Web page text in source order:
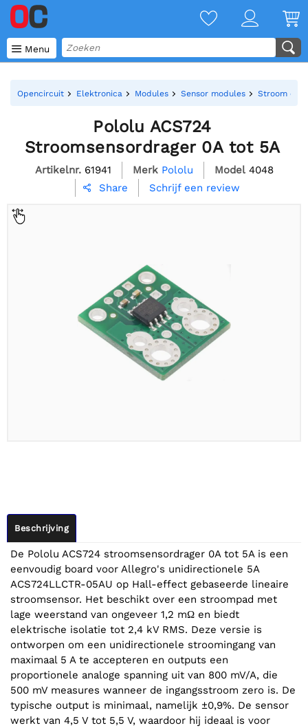
 Menu
Opencircuit Elektronica Modules Sensor modules Stroom en
Pololu ACS724
Stroomsensordrager 0A tot 5A
Artikelnr. 61941 Merk Pololu Model 4048
 Share Schrijf een review
Beschrijving
De Pololu ACS724 stroomsensordrager 0A tot 5A is een
eenvoudig board voor Allegro's unidirectionele 5A
ACS724LLCTR-05AU op Hall-effect gebaseerde lineaire
stroomsensor. Het beschikt over een stroompad met
lage weerstand van ongeveer 1,2 mΩ en biedt
elektrische isolatie tot 2,4 kV RMS. Deze versie is
ontworpen om een unidirectionele stroomingang van
maximaal 5 A te accepteren en outputs een
proportionele analoge spanning uit van 800 mV/A, die
500 mV measures wanneer de ingangsstroom zero is. De
typische output is minimaal, namelijk ±0,9%. De sensor
werkt van 4,5 V tot 5,5 V, waardoor hij ideaal is voor